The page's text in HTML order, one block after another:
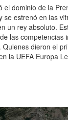
el dominio de la
se estrenó en las
un rey absoluto.
las competencias
dieron el
la UEFA Europa